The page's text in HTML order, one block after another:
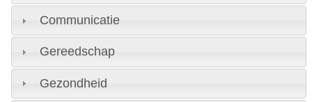
Communicatie
Gereedschap
Gezondheid